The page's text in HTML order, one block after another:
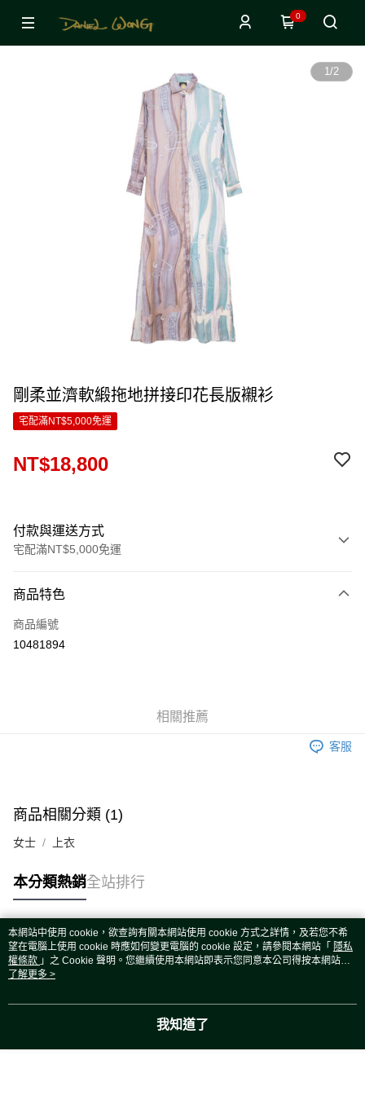
0
1/2
剛柔並濟軟緞拖地拼接印花長版襯衫
宅配滿NT$5,000免運
NT$18,800
付款與運送方式
宅配滿NT$5,000免運
信用卡一次付款
LINE Pay
宅配(外島)
每筆NT$120，滿NT$5,000(含以上)免運費
商品特色
商品編號
10481894
相關推薦
客服
商品相關分類 (1)
女士 上衣
本分類熱銷全站排行
熱門標籤
本網站中使用 cookie，欲查詢有關本網站使用 cookie 方式之詳情，及若您不希
望在電腦上使用 cookie 時應如何變更電腦的 cookie 設定，請參閱本網站「 隱私
權條款 」之 Cookie 聲明。您繼續使用本網站即表示您同意本公司得按本網站使
用條款之 Cookie 聲明使用 cookie。
了解更多 >
我知道了